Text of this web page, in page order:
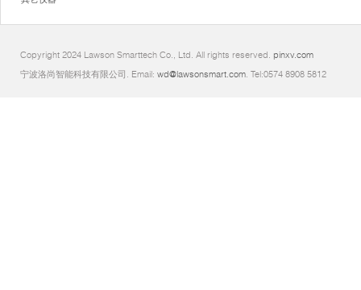
Copyright 2024 Lawson Smarttech Co., Ltd. All rights reserved. pinxv.com
宁波洛尚智能科技有限公司. Email: wd@lawsonsmart.com. Tel:0574 8908 5812